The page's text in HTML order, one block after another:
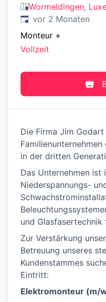
Wormeldingen,
Veröffentlicht:
vor 2 Monaten
Monteur +
Vollzeit
Die Firma Jim
in der dritten
Das Unternehmen ist
Niederspannungs-
und Glasfasertechnik
Zur Verstärkung
Betreuung unseres
Kundenstammes
Eintritt:
Elektromonteur (m/